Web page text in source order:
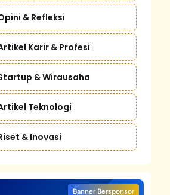
& Refleksi
Karir & Profesi
& Wirausaha
Teknologi
& Inovasi
Banner Bersponsor